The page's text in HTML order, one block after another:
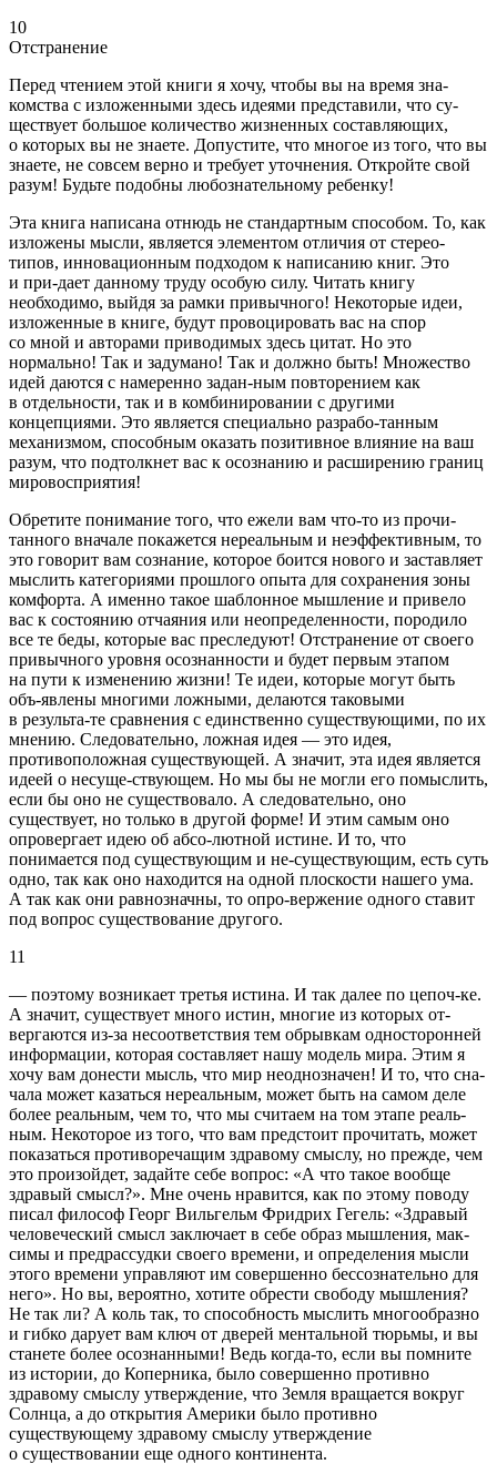
10
Отстранение
Перед чтением этой книги я хочу, чтобы вы на время зна-
комства с изложенными здесь идеями представили, что су-
ществует большое количество жизненных составляющих,
о которых вы не знаете. Допустите, что многое из того, что вы
знаете, не совсем верно и требует уточнения. Откройте свой
разум! Будьте подобны любознательному ребенку!
Эта книга написана отнюдь не стандартным способом. То, как
изложены мысли, является элементом отличия от стерео-
типов, инновационным подходом к написанию книг. Это
и при-дает данному труду особую силу. Читать книгу
необходимо, выйдя за рамки привычного! Некоторые идеи,
изложенные в книге, будут провоцировать вас на спор
со мной и авторами приводимых здесь цитат. Но это
нормально! Так и задумано! Так и должно быть! Множество
идей даются с намеренно задан-ным повторением как
в отдельности, так и в комбинировании с другими
концепциями. Это является специально разрабо-танным
механизмом, способным оказать позитивное влияние на ваш
разум, что подтолкнет вас к осознанию и расширению границ
мировосприятия!
Обретите понимание того, что ежели вам что-то из прочи-
танного вначале покажется нереальным и неэффективным, то
это говорит вам сознание, которое боится нового и заставляет
мыслить категориями прошлого опыта для сохранения зоны
комфорта. А именно такое шаблонное мышление и привело
вас к состоянию отчаяния или неопределенности, породило
все те беды, которые вас преследуют! Отстранение от своего
привычного уровня осознанности и будет первым этапом
на пути к изменению жизни! Те идеи, которые могут быть
объ-явлены многими ложными, делаются таковыми
в результа-те сравнения с единственно существующими, по их
мнению. Следовательно, ложная идея — это идея,
противоположная существующей. А значит, эта идея является
идеей о несуще-ствующем. Но мы бы не могли его помыслить,
если бы оно не существовало. А следовательно, оно
существует, но только в другой форме! И этим самым оно
опровергает идею об абсо-лютной истине. И то, что
понимается под существующим и не-существующим, есть суть
одно, так как оно находится на одной плоскости нашего ума.
А так как они равнозначны, то опро-вержение одного ставит
под вопрос существование другого.
11
— поэтому возникает третья истина. И так далее по цепоч-ке.
А значит, существует много истин, многие из которых от-
вергаются из-за несоответствия тем обрывкам односторонней
информации, которая составляет нашу модель мира. Этим я
хочу вам донести мысль, что мир неоднозначен! И то, что сна-
чала может казаться нереальным, может быть на самом деле
более реальным, чем то, что мы считаем на том этапе реаль-
ным. Некоторое из того, что вам предстоит прочитать, может
показаться противоречащим здравому смыслу, но прежде, чем
это произойдет, задайте себе вопрос: «А что такое вообще
здравый смысл?». Мне очень нравится, как по этому поводу
писал философ Георг Вильгельм Фридрих Гегель: «Здравый
человеческий смысл заключает в себе образ мышления, мак-
симы и предрассудки своего времени, и определения мысли
этого времени управляют им совершенно бессознательно для
него». Но вы, вероятно, хотите обрести свободу мышления?
Не так ли? А коль так, то способность мыслить многообразно
и гибко дарует вам ключ от дверей ментальной тюрьмы, и вы
станете более осознанными! Ведь когда-то, если вы помните
из истории, до Коперника, было совершенно противно
здравому смыслу утверждение, что Земля вращается вокруг
Солнца, а до открытия Америки было противно
существующему здравому смыслу утверждение
о существовании еще одного континента.